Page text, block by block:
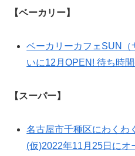
【ベーカリー】
ベーカリーカフェSUN（
いに12月OPEN! 待ち時
【スーパー】
名古屋市千種区にわく
(仮)2022年11月25日にオ